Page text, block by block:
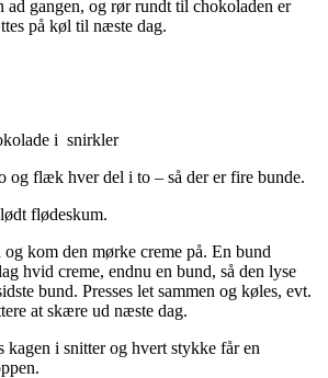
ad gangen, og rør rundt til chokoladen er
på køl til næste dag.
i snirkler
og flæk hver del i to – så der er fire bunde.
flødeskum.
kom den mørke creme på. En bund
hvid creme, endnu en bund, så den lyse
bund. Presses let sammen og køles, evt.
at skære ud næste dag.
kagen i snitter og hvert stykke får en